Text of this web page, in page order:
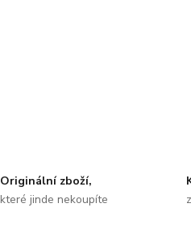
Originální zboží,
které jinde nekoupíte